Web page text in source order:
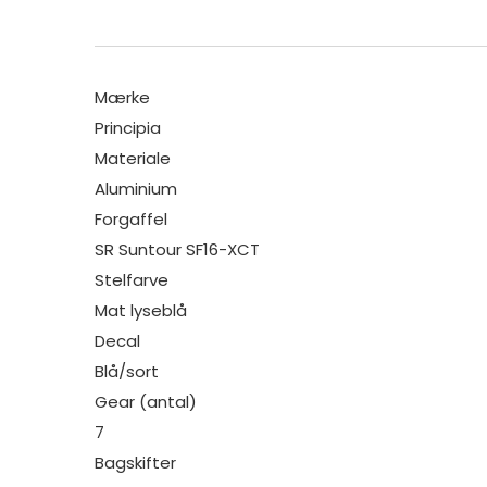
Mærke
Principia
Materiale
Aluminium
Forgaffel
SR Suntour SF16-XCT
Stelfarve
Mat lyseblå
Decal
Blå/sort
Gear (antal)
7
Bagskifter